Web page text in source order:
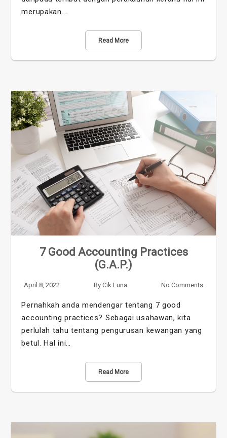
merupakan…
Read More
7 Good Accounting Practices
(G.A.P.)
April 8, 2022 By Cik Luna No Comments
Pernahkah anda mendengar tentang 7 good
accounting practices? Sebagai usahawan, kita
perlulah tahu tentang pengurusan kewangan yang
betul. Hal ini…
Read More